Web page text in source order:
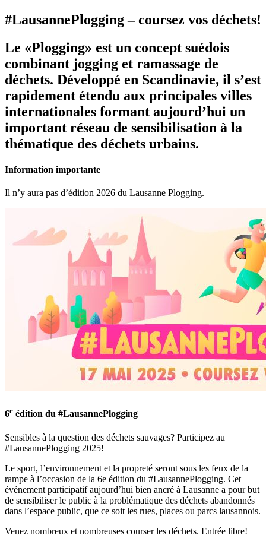
#LausannePlogging – coursez vos déchets!
Le «Plogging» est un concept suédois
combinant jogging et ramassage de
déchets. Développé en Scandinavie, il s’est
rapidement étendu aux principales villes
internationales formant aujourd’hui un
important réseau de sensibilisation à la
thématique des déchets urbains.
Information importante
Il n’y aura pas d’édition 2026 du Lausanne Plogging.
6e édition du #LausannePlogging
Sensibles à la question des déchets sauvages? Participez au
#LausannePlogging 2025!
Le sport, l’environnement et la propreté seront sous les feux de la
rampe à l’occasion de la 6e édition du #LausannePlogging. Cet
événement participatif aujourd’hui bien ancré à Lausanne a pour but
de sensibiliser le public à la problématique des déchets abandonnés
dans l’espace public, que ce soit les rues, places ou parcs lausannois.
Venez nombreux et nombreuses courser les déchets. Entrée libre!